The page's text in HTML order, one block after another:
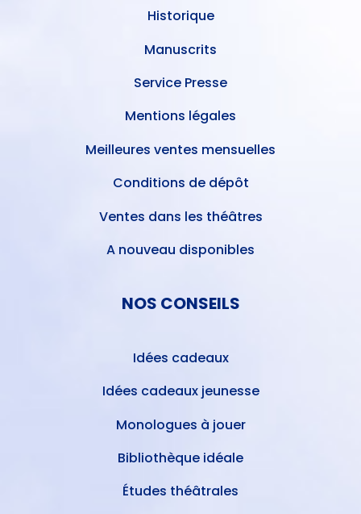
Historique
Manuscrits
Service Presse
Mentions légales
Meilleures ventes mensuelles
Conditions de dépôt
Ventes dans les théâtres
A nouveau disponibles
NOS CONSEILS
Idées cadeaux
Idées cadeaux jeunesse
Monologues à jouer
Bibliothèque idéale
Études théâtrales